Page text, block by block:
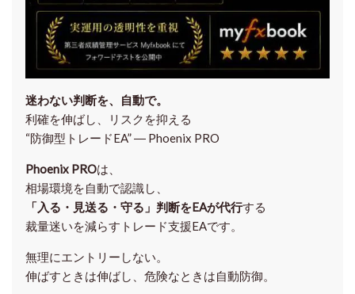
迷わない判断を、自動で。
利確を伸ばし、リスクを抑える
“防御型トレードEA” ― Phoenix PRO
Phoenix PROは、
相場環境を自動で認識し、
「入る・見送る・守る」判断をEAが代行する
裁量迷いを減らすトレード支援EAです。
無理にエントリーしない。
伸ばすときは伸ばし、危険なときは自動防御。